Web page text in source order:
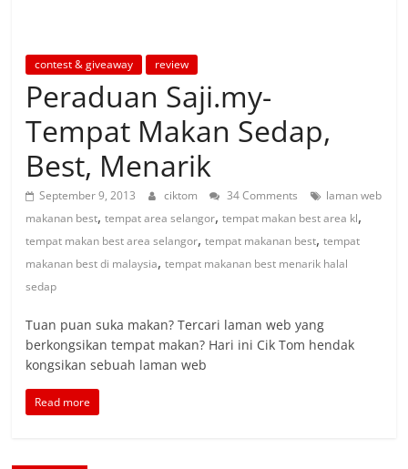
contest & giveaway review
Peraduan Saji.my-
Tempat Makan Sedap,
Best, Menarik
September 9, 2013 ciktom 34 Comments
laman web
makanan best,tempat area selangor,tempat makan best area kl,
tempat makan best area selangor,tempat makanan best,tempat
makanan best di malaysia,tempat makanan best menarik halal
sedap
Tuan puan suka makan? Tercari laman web yang
berkongsikan tempat makan? Hari ini Cik Tom hendak
kongsikan sebuah laman web
Read more